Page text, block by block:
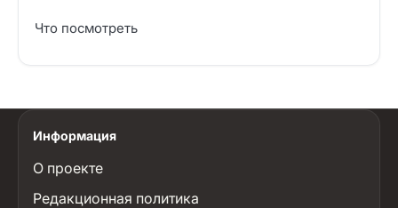
Что посмотреть
Информация
О проекте
Редакционная политика